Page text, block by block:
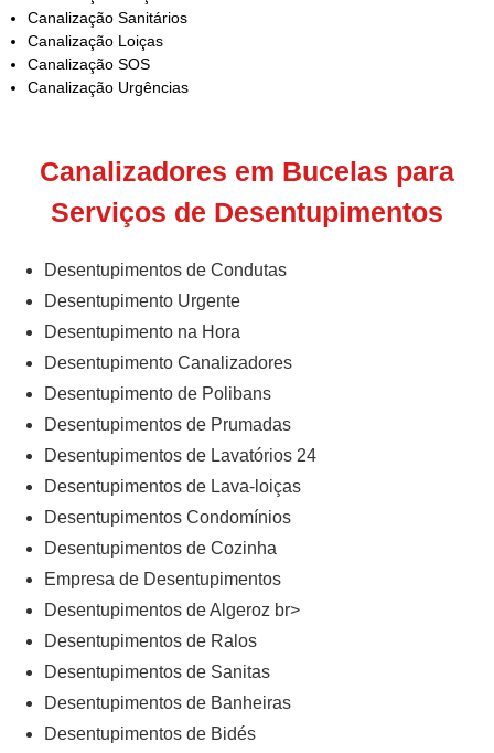
Canalização Sanitários
Canalização Loiças
Canalização SOS
Canalização Urgências
Canalizadores em Bucelas para
Serviços de Desentupimentos
Desentupimentos de Condutas
Desentupimento Urgente
Desentupimento na Hora
Desentupimento Canalizadores
Desentupimento de Polibans
Desentupimentos de Prumadas
Desentupimentos de Lavatórios 24
Desentupimentos de Lava-loiças
Desentupimentos Condomínios
Desentupimentos de Cozinha
Empresa de Desentupimentos
Desentupimentos de Algeroz br>
Desentupimentos de Ralos
Desentupimentos de Sanitas
Desentupimentos de Banheiras
Desentupimentos de Bidés